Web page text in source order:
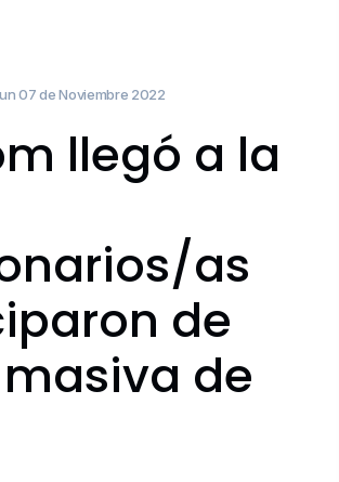
07 de Noviembre 2022
llegó a la
as
de
de